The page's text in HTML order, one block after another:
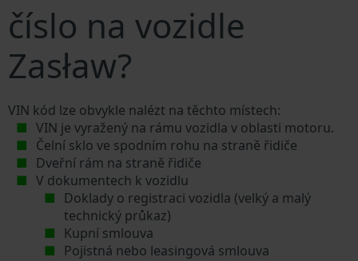
číslo na vozidle
Zasław?
VIN kód lze obvykle nalézt na těchto místech:
VIN je vyražený na rámu vozidla v oblasti motoru.
Čelní sklo ve spodním rohu na straně řidiče
Dveřní rám na straně řidiče
V dokumentech k vozidlu
Doklady o registraci vozidla (velký a malý
technický průkaz)
Kupní smlouva
Pojistná nebo leasingová smlouva